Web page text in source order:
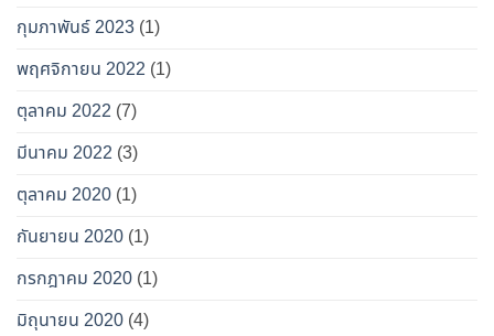
กุมภาพันธ์ 2023 (1)
พฤศจิกายน 2022 (1)
ตุลาคม 2022 (7)
มีนาคม 2022 (3)
ตุลาคม 2020 (1)
กันยายน 2020 (1)
กรกฎาคม 2020 (1)
มิถุนายน 2020 (4)